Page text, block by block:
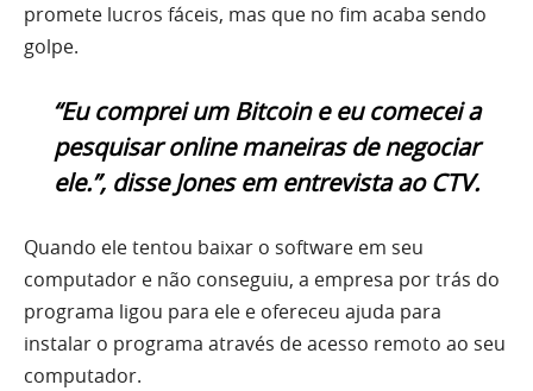
promete lucros fáceis, mas que no fim acaba sendo
golpe.
“Eu comprei um Bitcoin e eu comecei a
pesquisar online maneiras de negociar
ele.”, disse Jones em entrevista ao CTV.
Quando ele tentou baixar o software em seu
computador e não conseguiu, a empresa por trás do
programa ligou para ele e ofereceu ajuda para
instalar o programa através de acesso remoto ao seu
computador.